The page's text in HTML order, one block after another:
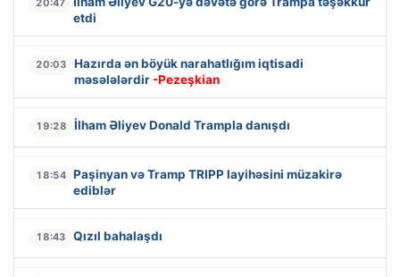
20:47
etdi
20:03
Hazırda ən böyük narahatlığım iqtisadi
məsələlərdir -Pezeşkian
19:28 İlham Əliyev Donald Trampla danışdı
18:54 Paşinyan və Tramp TRIPP layihəsini müzakirə
ediblər
18:43 Qızıl bahalaşdı